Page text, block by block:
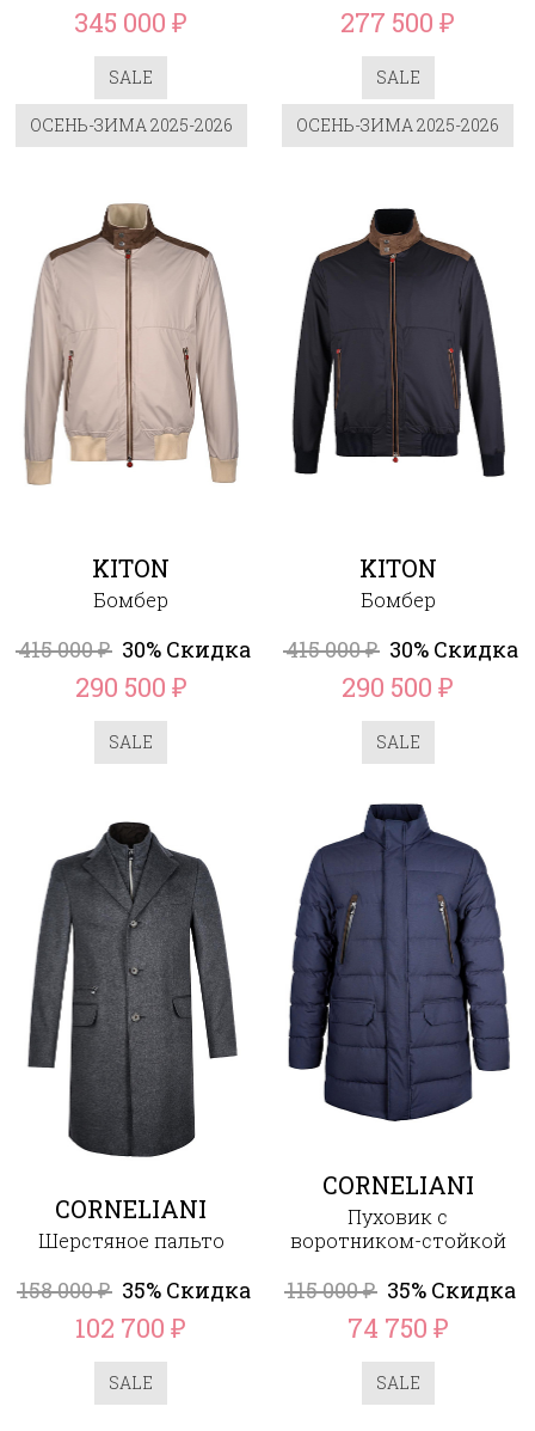
345 000₽
SALE
ОСЕНЬ-ЗИМА 2025-2026
277 500₽
SALE
ОСЕНЬ-ЗИМА 2025-2026
KITON
Бомбер
415 000₽ 30% Скидка
290 500 ₽
SALE
KITON
Бомбер
415 000₽ 30% Скидка
290 500₽
SALE
CORNELIANI
Шерстяное пальто
158 000₽ 35% Скидка
102 700₽
SALE
CORNELIANI
Пуховик с
воротником-стойкой
115 000₽ 35% Скидка
74 750 ₽
SALE